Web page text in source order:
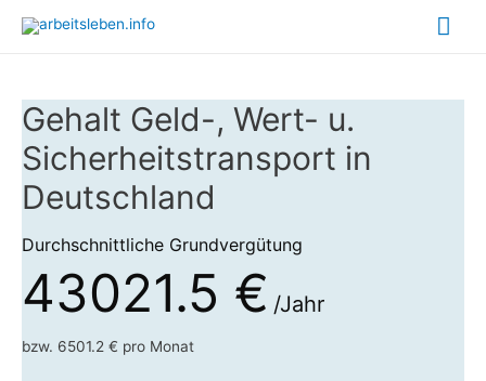
Gehalt Geld-, Wert- u.
Sicherheitstransport in
Deutschland
Durchschnittliche Grundvergütung
43021.5 € /Jahr
bzw. 6501.2 € pro Monat